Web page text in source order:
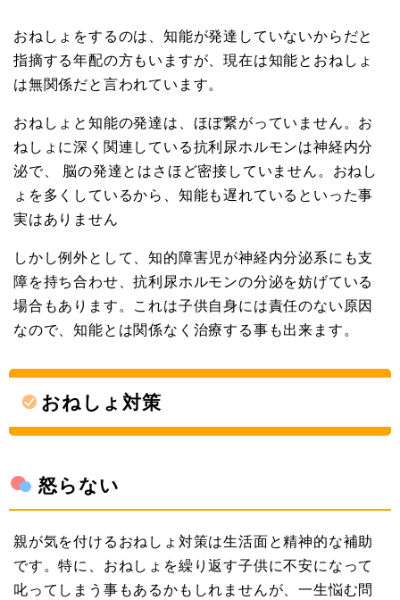
おねしょをするのは、知能が発達していないからだと
指摘する年配の方もいますが、現在は知能とおねしょ
は無関係だと言われています。
おねしょと知能の発達は、ほぼ繋がっていません。お
ねしょに深く関連している抗利尿ホルモンは神経内分
泌で、 脳の発達とはさほど密接していません。おねし
ょを多くしているから、知能も遅れているといった事
実はありません
しかし例外として、知的障害児が神経内分泌系にも支
障を持ち合わせ、抗利尿ホルモンの分泌を妨げている
場合もあります。これは子供自身には責任のない原因
なので、知能とは関係なく治療する事も出来ます。
おねしょ対策
怒らない
親が気を付けるおねしょ対策は生活面と精神的な補助
です。特に、おねしょを繰り返す子供に不安になって
叱ってしまう事もあるかもしれませんが、一生悩む問